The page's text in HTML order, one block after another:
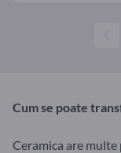
Cum se poate
Ceramica are